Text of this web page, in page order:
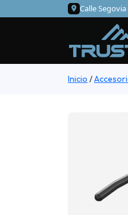
Calle
Inicio /